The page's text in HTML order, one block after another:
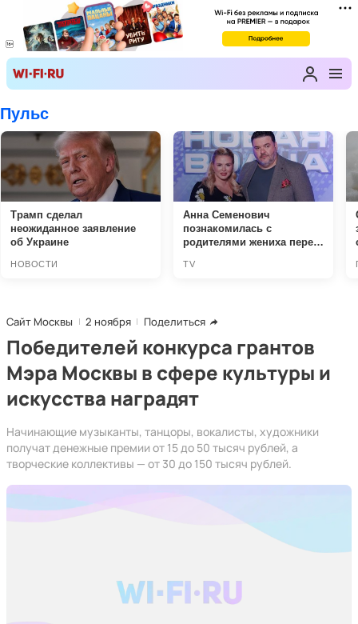
Сайт Москвы 2 ноября Поделиться
Победителей конкурса грантов
Мэра Москвы в сфере культуры и
искусства наградят
Начинающие музыканты, танцоры, вокалисты, художники
получат денежные премии от 15 до 50 тысяч рублей, а
творческие коллективы — от 30 до 150 тысяч рублей.